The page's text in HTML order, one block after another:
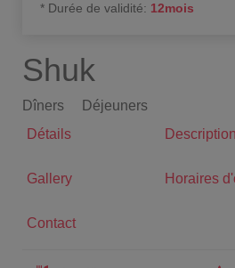
* Durée de validité: 12mois
Shuk
Dîners
Déjeuners
Détails
Description
Gallery Horaires
Contact